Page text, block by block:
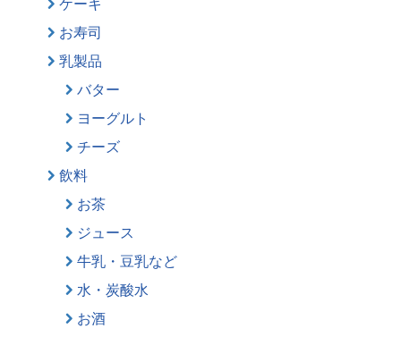
ケーキ
お寿司
乳製品
バター
ヨーグルト
チーズ
飲料
お茶
ジュース
牛乳・豆乳など
水・炭酸水
お酒